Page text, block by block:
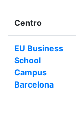
Centro
EU Business
School
Campus
Barcelona